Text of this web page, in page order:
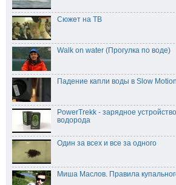
Сюжет на ТВ
Walk on water (Прогулка по воде)
Падение капли воды в Slow
PowerTrekk - зарядное
водорода
Один за всех и все за одного
Миша Маслов. Правила